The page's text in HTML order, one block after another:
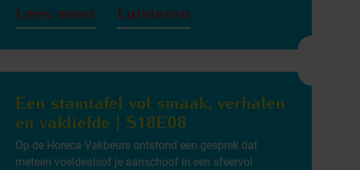
Lees meer Luisteren
Een stamtafel vol smaak, verhalen
en vakliefde | S18E08
Op de Horeca Vakbeurs ontstond een gesprek dat
meteen voeldealsof je aanschoof in een sfeervol